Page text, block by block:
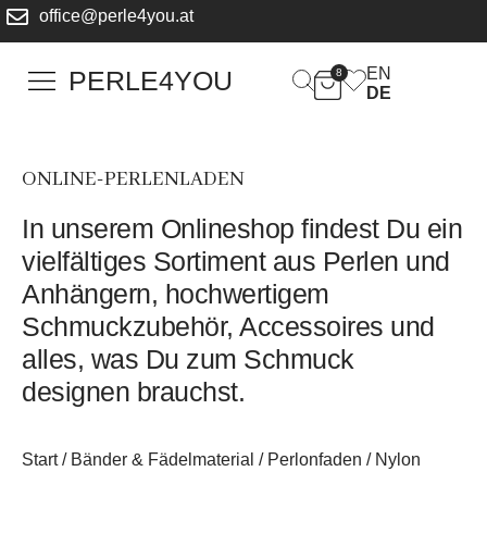
office@perle4you.at
PERLE4YOU 8
EN
DE
ONLINE-PERLENLADEN
In unserem Onlineshop findest Du ein
vielfältiges Sortiment aus Perlen und
Anhängern, hochwertigem
Schmuckzubehör, Accessoires und
alles, was Du zum Schmuck
designen brauchst.
Start/ Bänder & Fädelmaterial / Perlonfaden / Nylon